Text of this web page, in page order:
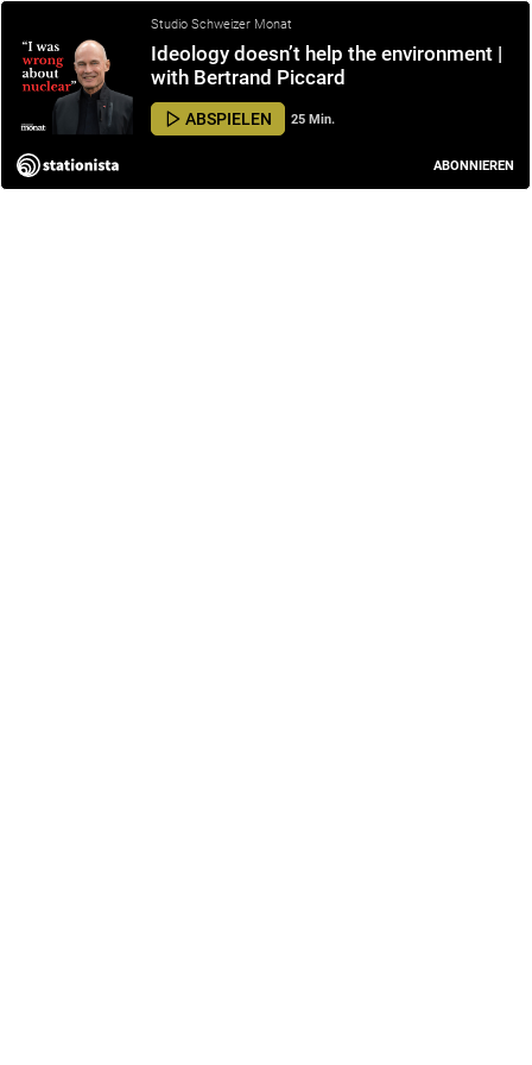
Studio Schweizer Monat
Ideology doesn’t help the environment |
with Bertrand Piccard
ABSPIELEN 25 Min.
ABONNIEREN